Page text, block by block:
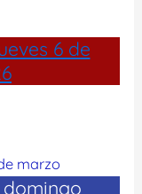
6 de
marzo
domingo